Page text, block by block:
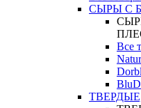
СЫРЫ С
Все